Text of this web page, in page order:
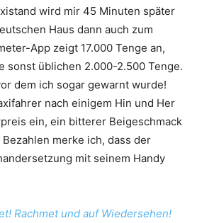
wird mir 45 Minuten später
Haus dann auch zum
App zeigt 17.000 Tenge an,
sonst üblichen 2.000-2.500 Tenge.
dem ich sogar gewarnt wurde!
nach einigem Hin und Her
ein, ein bitterer Beigeschmack
merke ich, dass der
mit seinem Handy
Rachmet und auf Wiedersehen!